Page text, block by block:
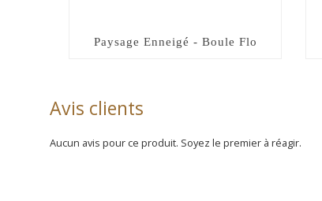
Paysage Enneigé - Boule Flo
Avis clients
Aucun avis pour ce produit. Soyez le premier à réagir.